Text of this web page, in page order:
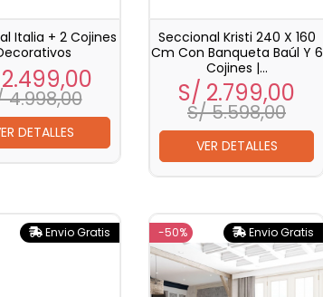
Italia + 2 Cojines
4.998,00
DETALLES
Seccional Kristi 240 X 160
Cm Con Banqueta Baúl Y 6
Cojines |...
Precio
S/ 2.799,00
S/ 5.598,00
VER DETALLES
Envio Gratis Envio Gratis
-50%